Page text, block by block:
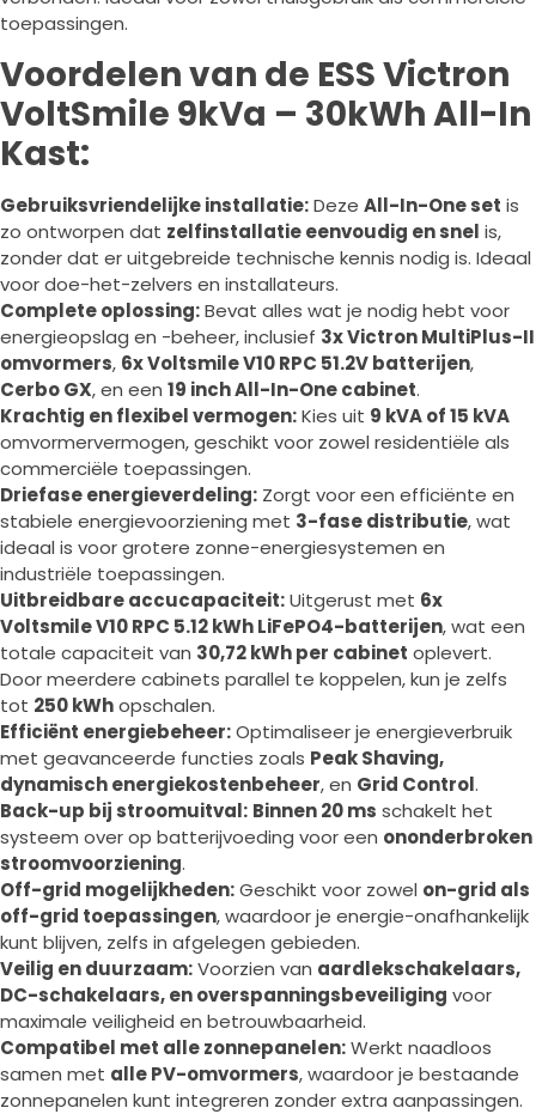
toepassingen.
Voordelen van de ESS Victron
VoltSmile 9kVa – 30kWh All-In
Kast:
Gebruiksvriendelijke installatie:Deze All-In-One set is
zo ontworpen dat zelfinstallatie eenvoudig en snel is,
zonder dat er uitgebreide technische kennis nodig is. Ideaal
voor doe-het-zelvers en installateurs.
Complete oplossing:Bevat alles wat je nodig hebt voor
energieopslag en -beheer, inclusief 3x Victron MultiPlus-II
omvormers, 6x Voltsmile V10 RPC 51.2V batterijen,
Cerbo GX, en een 19 inch All-In-One cabinet.
Krachtig en flexibel vermogen:Kies uit 9 kVA of 15 kVA
omvormervermogen, geschikt voor zowel residentiële als
commerciële toepassingen.
Driefase energieverdeling: Zorgt voor een efficiënte en
stabiele energievoorziening met 3-fase distributie, wat
ideaal is voor grotere zonne-energiesystemen en
industriële toepassingen.
Uitbreidbare accucapaciteit:Uitgerust met 6x
Voltsmile V10 RPC 5.12 kWh LiFePO4-batterijen, wat een
totale capaciteit van 30,72 kWh per cabinet oplevert.
Door meerdere cabinets parallel te koppelen, kun je zelfs
tot 250 kWhopschalen.
Efficiënt energiebeheer:Optimaliseer je energieverbruik
met geavanceerde functies zoals Peak Shaving,
dynamisch energiekostenbeheer, en Grid Control.
Back-up bij stroomuitval: Binnen 20 ms schakelt het
systeem over op batterijvoeding voor een ononderbroken
stroomvoorziening.
Off-grid mogelijkheden:Geschikt voor zowel on-grid als
off-grid toepassingen, waardoor je energie-onafhankelijk
kunt blijven, zelfs in afgelegen gebieden.
Veilig en duurzaam:Voorzien van aardlekschakelaars,
DC-schakelaars, en overspanningsbeveiliging voor
maximale veiligheid en betrouwbaarheid.
Compatibel met alle zonnepanelen:Werkt naadloos
samen met alle PV-omvormers, waardoor je bestaande
zonnepanelen kunt integreren zonder extra aanpassingen.